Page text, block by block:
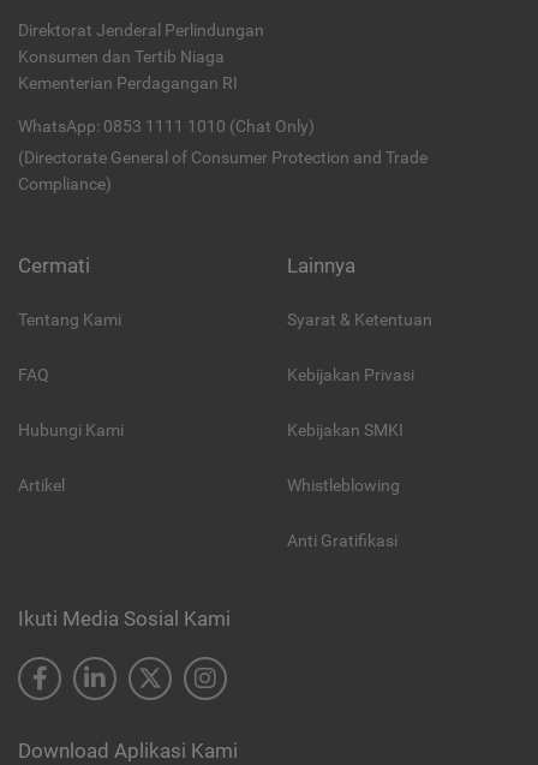
Direktorat Jenderal Perlindungan
Konsumen dan Tertib Niaga
Kementerian Perdagangan RI
WhatsApp: 0853 1111 1010 (Chat Only)
(Directorate General of Consumer Protection and Trade
Compliance)
Cermati
Tentang Kami
FAQ
Hubungi Kami
Artikel
Lainnya
Syarat & Ketentuan
Kebijakan Privasi
Kebijakan SMKI
Whistleblowing
Anti Gratifikasi
Ikuti Media Sosial Kami
Download Aplikasi Kami